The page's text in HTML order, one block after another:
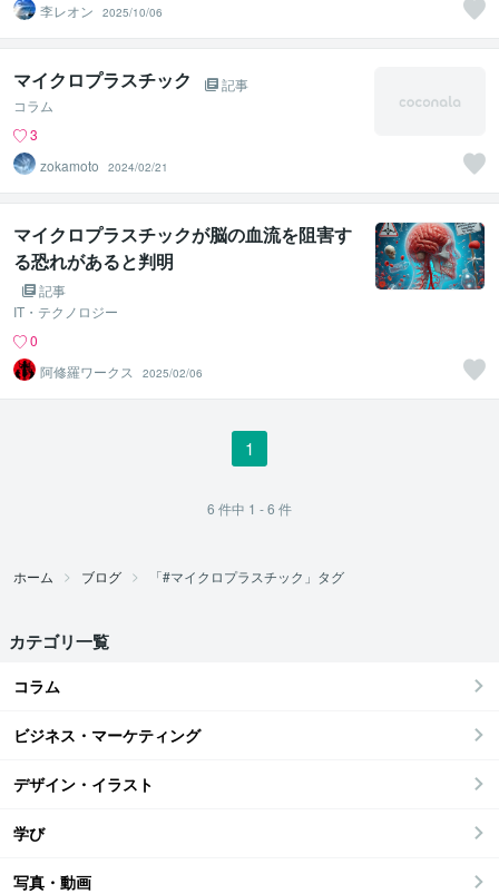
李レオン
2025/10/06
マイクロプラスチック
記事
コラム
3
zokamoto
2024/02/21
マイクロプラスチックが脳の血流を阻害す
る恐れがあると判明
記事
IT・テクノロジー
0
阿修羅ワークス
2025/02/06
1
6 件中 1 - 6 件
ホーム ブログ 「#マイクロプラスチック」タグ
カテゴリ一覧
コラム
ビジネス・マーケティング
デザイン・イラスト
学び
写真・動画